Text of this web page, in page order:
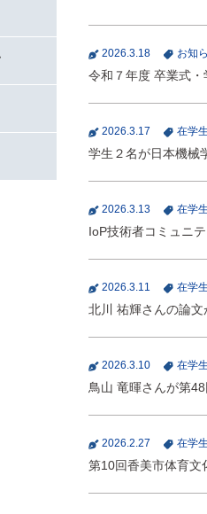
2026.3.18 お知
令和７年度 卒業式
2026.3.17 在学
学生２名が日本機械
2026.3.13 在学
IoP技術者コミュニ
2026.3.11 在学
北川 祐輝さんの論
2026.3.10 在学
鳥山 竜暉さんが第
2026.2.27 在学
第10回香美市体育文